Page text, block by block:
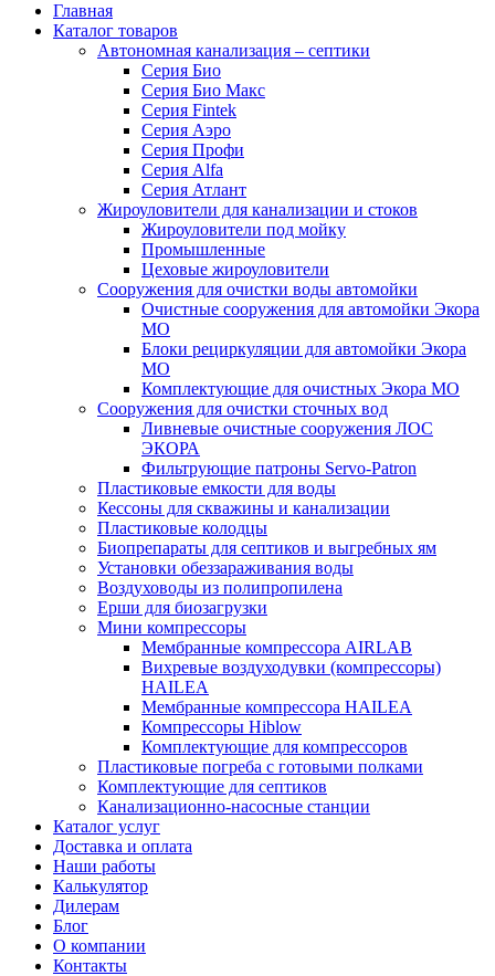
Главная
Каталог товаров
Автономная канализация – септики
Серия Био
Серия Био Макс
Серия Fintek
Серия Аэро
Серия Профи
Серия Alfa
Серия Атлант
Жироуловители для канализации и стоков
Жироуловители под мойку
Промышленные
Цеховые жироуловители
Сооружения для очистки воды автомойки
Очистные сооружения для автомойки Экора
МО
Блоки рециркуляции для автомойки Экора
МО
Комплектующие для очистных Экора МО
Сооружения для очистки сточных вод
Ливневые очистные сооружения ЛОС
ЭКОРА
Фильтрующие патроны Servo-Patron
Пластиковые емкости для воды
Кессоны для скважины и канализации
Пластиковые колодцы
Биопрепараты для септиков и выгребных ям
Установки обеззараживания воды
Воздуховоды из полипропилена
Ерши для биозагрузки
Мини компрессоры
Мембранные компрессора AIRLAB
Вихревые воздуходувки (компрессоры)
HAILEA
Мембранные компрессора HAILEA
Компрессоры Hiblow
Комплектующие для компрессоров
Пластиковые погреба с готовыми полками
Комплектующие для септиков
Канализационно-насосные станции
Каталог услуг
Доставка и оплата
Наши работы
Калькулятор
Дилерам
Блог
О компании
Контакты